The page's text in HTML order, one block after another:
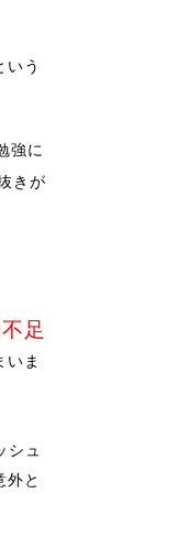
う
強に
きが
足
いま
シュ
外と